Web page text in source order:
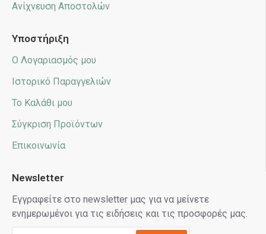
Ανίχνευση Αποστολών
Υποστήριξη
Ο Λογαριασμός μου
Ιστορικό Παραγγελιών
Το Καλάθι μου
Σύγκριση Προϊόντων
Επικοινωνία
Newsletter
Εγγραφείτε στο newsletter μας για να μείνετε
ενημερωμένοι για τις ειδήσεις και τις προσφορές μας.